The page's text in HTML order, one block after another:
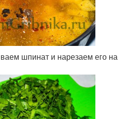
шпинат и нарезаем его на